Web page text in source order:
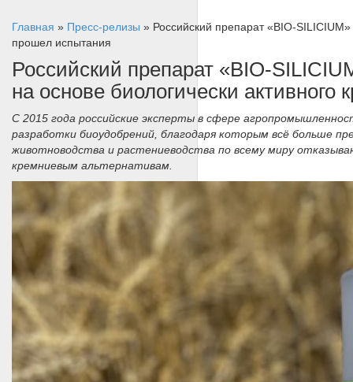
Главная » Пресс-релизы » Российский препарат «BIO-
прошел испытания
Российский препарат «BIO-
на основе биологически
С 2015 года российские эксперты в сфере
разработки биоудобрений, благодаря которым всё больше
животноводства и растениеводства по всему миру
кремниевым альтернативам.